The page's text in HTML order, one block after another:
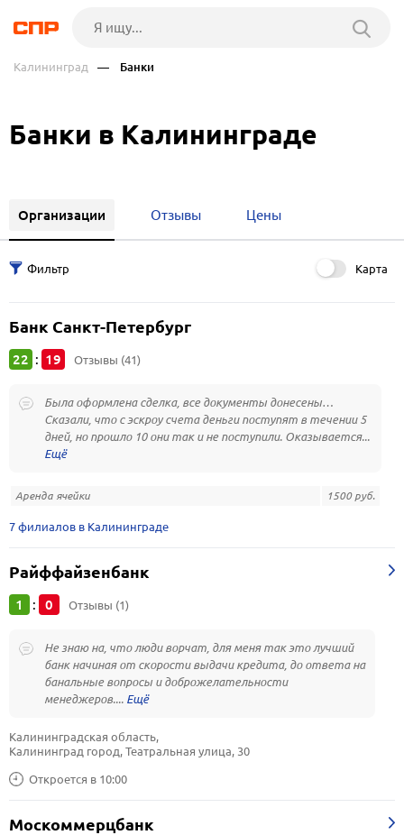
Калининград — Банки
Банки в Калининграде
Организации Отзывы Цены
Карта
Банк Санкт-Петербург
22 : 19 Отзывы (41)
Была оформлена сделка, все документы донесены…
Сказали, что с эскроу счета деньги поступят в течении 5
дней, но прошло 10 они так и не поступили. Оказывается...
Аренда ячейки 1500 руб.
7 филиалов в Калининграде
Райффайзенбанк
1 : 0 Отзывы (1)
Не знаю на, что люди ворчат, для меня так это лучший
банк начиная от скорости выдачи кредита, до ответа на
банальные вопросы и доброжелательности
менеджеров....
Откроется в 10:00
Калининградская область,
Калининград город, Театральная улица, 30
Москоммерцбанк